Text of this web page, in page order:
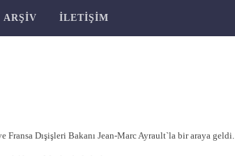
ARŞIV İLETIŞIM
Dışişleri Bakanı Jean-Marc Ayrault`la bir araya geldi.